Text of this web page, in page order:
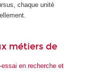
chaque unité
métiers de
en recherche et